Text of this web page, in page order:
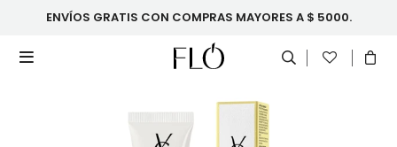
ENVÍOS GRATIS CON COMPRAS MAYORES A $ 5000.
